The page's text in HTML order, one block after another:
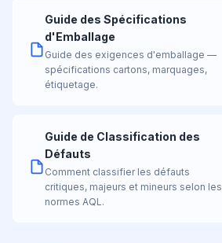
Guide des Spécifications
d'Emballage
Guide des exigences d'emballage —
spécifications cartons, marquages,
étiquetage.
Guide de Classification des
Défauts
Comment classifier les défauts
critiques, majeurs et mineurs selon les
normes AQL.